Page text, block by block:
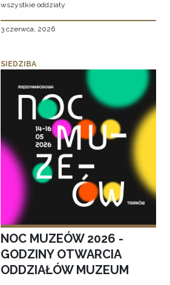
wszystkie oddziały
3 czerwca, 2026
SIEDZIBA
NOC MUZEÓW 2026 -
GODZINY OTWARCIA
ODDZIAŁÓW MUZEUM